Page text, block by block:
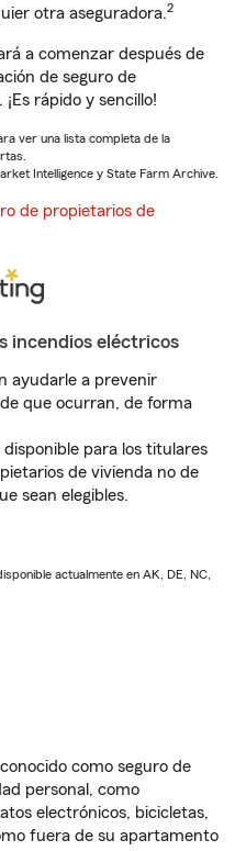
otra aseguradora.2
a comenzar después de
de seguro de
rápido y sencillo!
ver una lista completa de la
Intelligence y State Farm Archive.
de propietarios de
incendios eléctricos
ayudarle a prevenir
que ocurran, de forma
disponible para los titulares
de vivienda no de
sean elegibles.
actualmente en AK, DE, NC,
como seguro de
personal, como
electrónicos, bicicletas,
fuera de su apartamento